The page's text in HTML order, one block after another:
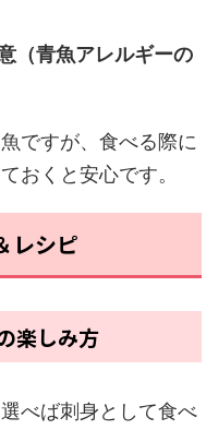
（青魚アレルギーの
ですが、食べる際に
おくと安心です。
レシピ
楽しみ方
べば刺身として食べ